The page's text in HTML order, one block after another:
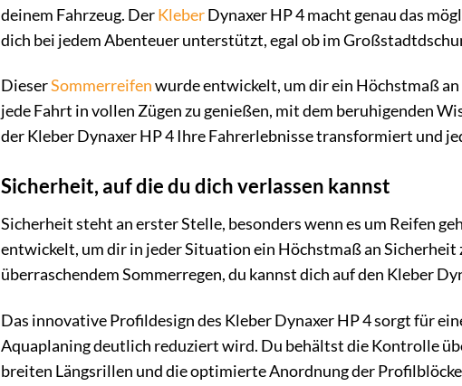
deinem Fahrzeug. DerKleberDynaxer HP 4 macht genau das
dich bei jedem Abenteuer unterstützt, egal ob im
DieserSommerreifenwurde entwickelt, um dir ein Höchstmaß
jede Fahrt in vollen Zügen zu genießen, mit dem beruhigenden
der Kleber Dynaxer HP 4 Ihre Fahrerlebnisse transformiert und
Sicherheit, auf die du dich verlassen kannst
Sicherheit steht an erster Stelle, besonders wenn es um Reifen
entwickelt, um dir in jeder Situation ein Höchstmaß an
überraschendem Sommerregen, du kannst dich auf den Kleber
Das innovative Profildesign des Kleber Dynaxer HP 4 sorgt für
Aquaplaning deutlich reduziert wird. Du behältst die Kontrolle
breiten Längsrillen und die optimierte Anordnung der